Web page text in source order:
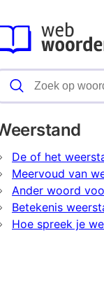
De of het
Meervoud van
Ander woord
Betekenis
Hoe spreek je